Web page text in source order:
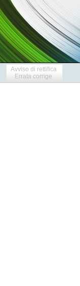
Avviso di rettifica
Errata corrige